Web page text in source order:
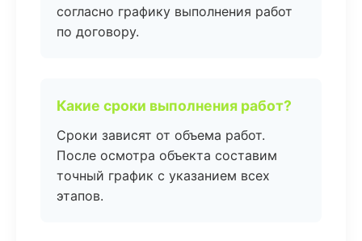
согласно графику выполнения работ
по договору.
Какие сроки выполнения работ?
Сроки зависят от объема работ.
После осмотра объекта составим
точный график с указанием всех
этапов.